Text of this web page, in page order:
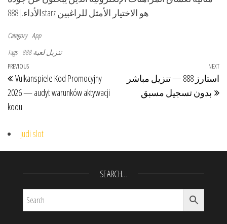
الأداء.|888starz هو الاختيار الأمثل للراغبين
Category App
Tags
تنزيل لعبة 888
Post navigation
Previous Post
PREVIOUS
Vulkanspiele Kod Promocyjny
2026 — audyt warunków aktywacji
kodu
NEXT
استارز 888 — تنزيل مباشر
بدون تسجيل مسبق
judi slot
SEARCH…